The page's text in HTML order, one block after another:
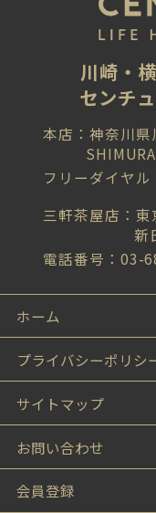
川崎・
センチ
本店：神奈川
フリーダイヤ
三軒茶屋店：
新
電話番号：03-
ホーム
プライバシーポリシ
サイトマップ
お問い合わせ
会員登録